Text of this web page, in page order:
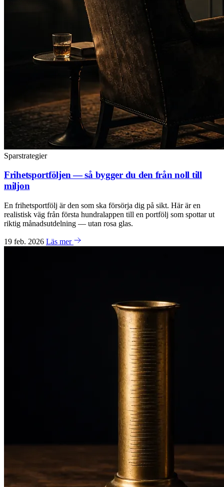
Sparstrategier
Frihetsportföljen — så bygger du den från noll till
miljon
En frihetsportfölj är den som ska försörja dig på sikt. Här är en
realistisk väg från första hundralappen till en portfölj som spottar ut
riktig månadsutdelning — utan rosa glas.
19 feb. 2026 Läs mer